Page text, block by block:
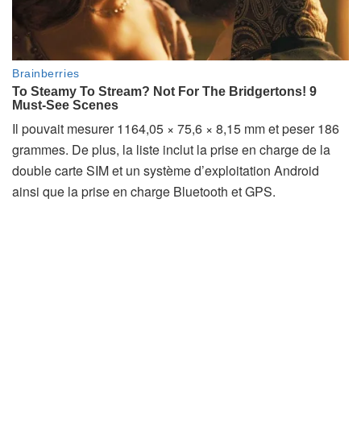
Il pouvait mesurer 1164,05 × 75,6 × 8,15 mm et peser 186
grammes. De plus, la liste inclut la prise en charge de la
double carte SIM et un système d’exploitation Android
ainsi que la prise en charge Bluetooth et GPS.